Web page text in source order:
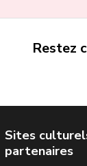
Restez